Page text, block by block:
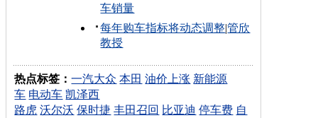
车销量
每年购车指标将动态调整|管欣
教授
热点标签：一汽大众 本田 油价上涨 新能源
车 电动车 凯泽西
路虎 沃尔沃 保时捷 丰田召回 比亚迪 停车费 自